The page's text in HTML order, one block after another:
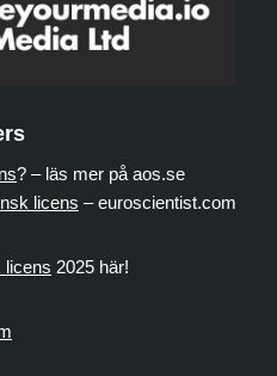
? – läs mer på aos.se
licens – euroscientist.com
licens 2025 här!